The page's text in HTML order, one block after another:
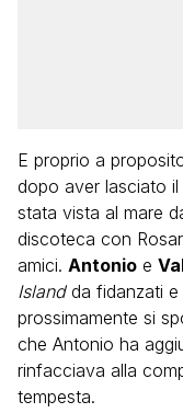
E proprio a
dopo aver lasciato
stata vista al mare
discoteca con
amici. Antonio e
Islandda fidanzati e
prossimamente si
che Antonio ha
rinfacciava alla
tempesta.